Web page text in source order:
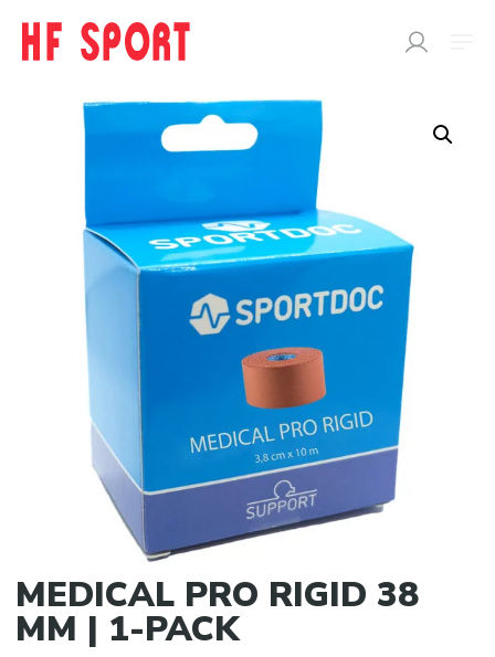
Butik
SPORTDOC
Support
Performance
Heating
Body care
Wound care
Medical bags
Accessories
BOLLAR
MEDICAL PRO RIGID 38
MM | 1-PACK